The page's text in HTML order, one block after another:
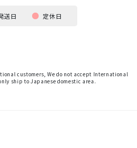
送日 定休日
customers, We do not accept International
ship to Japanese domestic area.